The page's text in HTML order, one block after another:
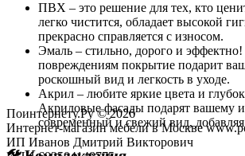
ПВХ – это решение для тех, кто
легко чистится, обладает высокой
прекрасно справляется с износом.
Эмаль – стильно, дорого и
повреждениям покрытие подарит
роскошный вид и легкость в уходе.
Акрил – любите яркие цвета и
Акриловые фасады подарят вашему
современный и свежий вид,
Поинтернету.Ру© 2026
Интернет-магазин мебели в Москве
ИП Иванов Дмитрий Викторович